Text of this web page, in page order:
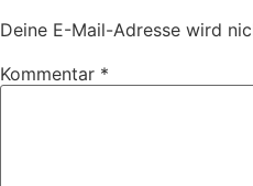
Deine E-Mail-Adresse wird
Kommentar *